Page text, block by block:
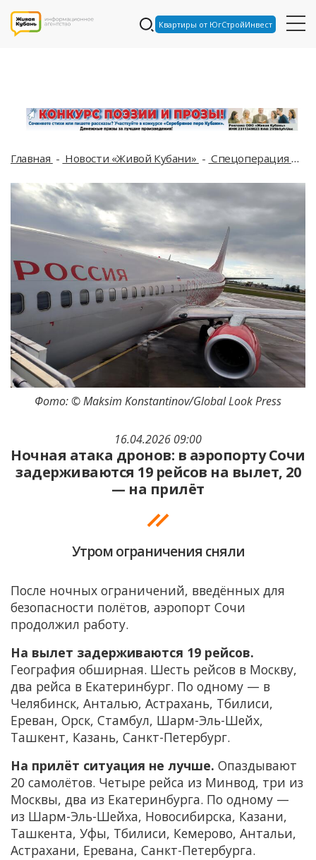
Квартиры от ЮгСтройИнвест
Главная Новости «Живой Кубани» Спецоперация
16.04.2026 09:00
Ночная атака дронов: в аэропорту Сочи
задерживаются 19 рейсов на вылет, 20
— на прилёт
Утром ограничения сняли
Фото: © Maksim Konstantinov/Global Look Press
После ночных ограничений, введённых для
безопасности полётов, аэропорт Сочи
продолжил работу.
На вылет задерживаются 19 рейсов.
География обширная. Шесть рейсов в Москву,
два рейса в Екатеринбург. По одному — в
Челябинск, Анталью, Астрахань, Тбилиси,
Ереван, Орск, Стамбул, Шарм-Эль-Шейх,
Ташкент, Казань, Санкт-Петербург.
На прилёт ситуация не лучше. Опаздывают
20 самолётов. Четыре рейса из Минвод, три из
Москвы, два из Екатеринбурга. По одному —
из Шарм-Эль-Шейха, Новосибирска, Казани,
Ташкента, Уфы, Тбилиси, Кемерово, Антальи,
Астрахани, Еревана, Санкт-Петербурга.